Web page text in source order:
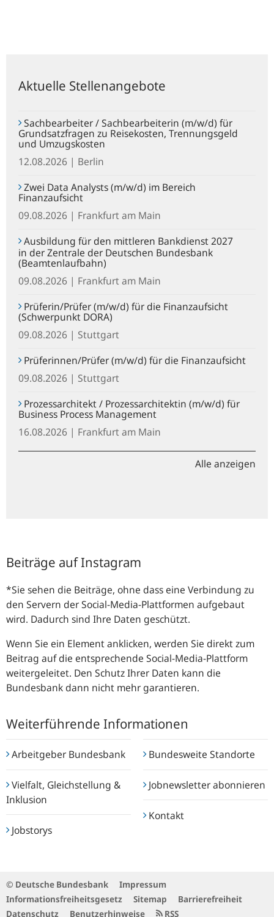
Aktuelle Stellenangebote
Sachbearbeiter / Sachbearbeiterin (m/w/d) für
Grundsatzfragen zu Reisekosten, Trennungsgeld
und Umzugskosten
12.08.2026 | Berlin
Zwei Data Analysts (m/w/d) im Bereich
Finanzaufsicht
09.08.2026 | Frankfurt am Main
Ausbildung für den mittleren Bankdienst 2027
in der Zentrale der Deutschen Bundesbank
(Beamtenlaufbahn)
09.08.2026 | Frankfurt am Main
Prüferin/Prüfer (m/w/d) für die Finanzaufsicht
(Schwerpunkt DORA)
09.08.2026 | Stuttgart
Prüferinnen/Prüfer (m/w/d) für die Finanzaufsicht
09.08.2026 | Stuttgart
Prozessarchitekt / Prozessarchitektin (m/w/d) für
Business Process Management
16.08.2026 | Frankfurt am Main
Alle anzeigen
Beiträge auf Instagram
*Sie sehen die Beiträge, ohne dass eine Verbindung zu
den Servern der Social-Media-Plattformen aufgebaut
wird. Dadurch sind Ihre Daten geschützt.
Wenn Sie ein Element anklicken, werden Sie direkt zum
Beitrag auf die entsprechende Social-Media-Plattform
weitergeleitet. Den Schutz Ihrer Daten kann die
Bundesbank dann nicht mehr garantieren.
Weiterführende Informationen
Arbeitgeber Bundesbank
Vielfalt, Gleichstellung &
Inklusion
Jobstorys
Bundesweite Standorte
Jobnewsletter abonnieren
Kontakt
© Deutsche Bundesbank
Impressum
Informationsfreiheitsgesetz
Sitemap
Barrierefreiheit
Datenschutz
Benutzerhinweise RSS